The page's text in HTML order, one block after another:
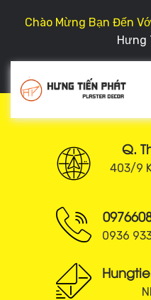
Chào Mừng Bạn Đến
Hưng
Q.
403/9
0936